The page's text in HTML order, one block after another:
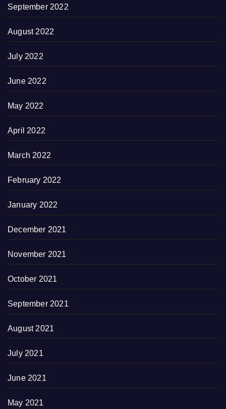
September 2022
August 2022
July 2022
June 2022
May 2022
April 2022
March 2022
February 2022
January 2022
December 2021
November 2021
October 2021
September 2021
August 2021
July 2021
June 2021
May 2021